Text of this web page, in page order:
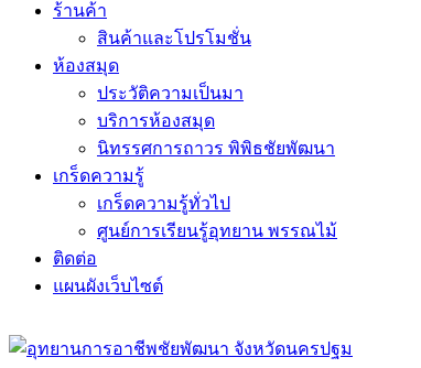
ร้านค้า
สินค้าและโปรโมชั่น
ห้องสมุด
ประวัติความเป็นมา
บริการห้องสมุด
นิทรรศการถาวร พิพิธชัยพัฒนา
เกร็ดความรู้
เกร็ดความรู้ทั่วไป
ศูนย์การเรียนรู้อุทยาน พรรณไม้
ติดต่อ
แผนผังเว็บไซต์